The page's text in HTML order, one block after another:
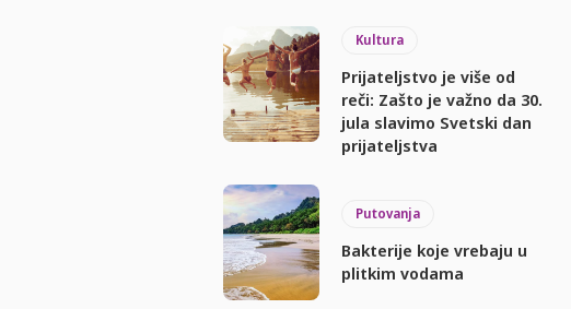
Kultura
Prijateljstvo je više od
reči: Zašto je važno da 30.
jula slavimo Svetski dan
prijateljstva
Putovanja
Bakterije koje vrebaju u
plitkim vodama